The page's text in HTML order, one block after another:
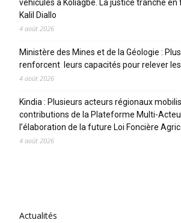
véhicules à Koliagbé. La justice tranche en
Kalil Diallo
4 août 2026
Ministère des Mines et de la Géologie :
renforcent leurs capacités pour relever
4 août 2026
Kindia : Plusieurs acteurs régionaux
contributions de la Plateforme Multi-
l’élaboration de la future Loi Foncière
4 août 2026
Actualités